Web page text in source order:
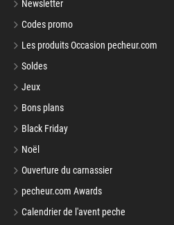
Newsletter
Codes promo
Les produits Occasion pecheur.com
Soldes
Jeux
Bons plans
Black Friday
Noël
Ouverture du carnassier
pecheur.com Awards
Calendrier de l'avent peche